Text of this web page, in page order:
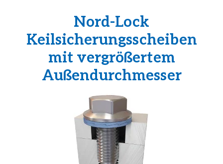
Nord-Lock
Keilsicherungsscheiben
mit vergrößertem
Außendurchmesser